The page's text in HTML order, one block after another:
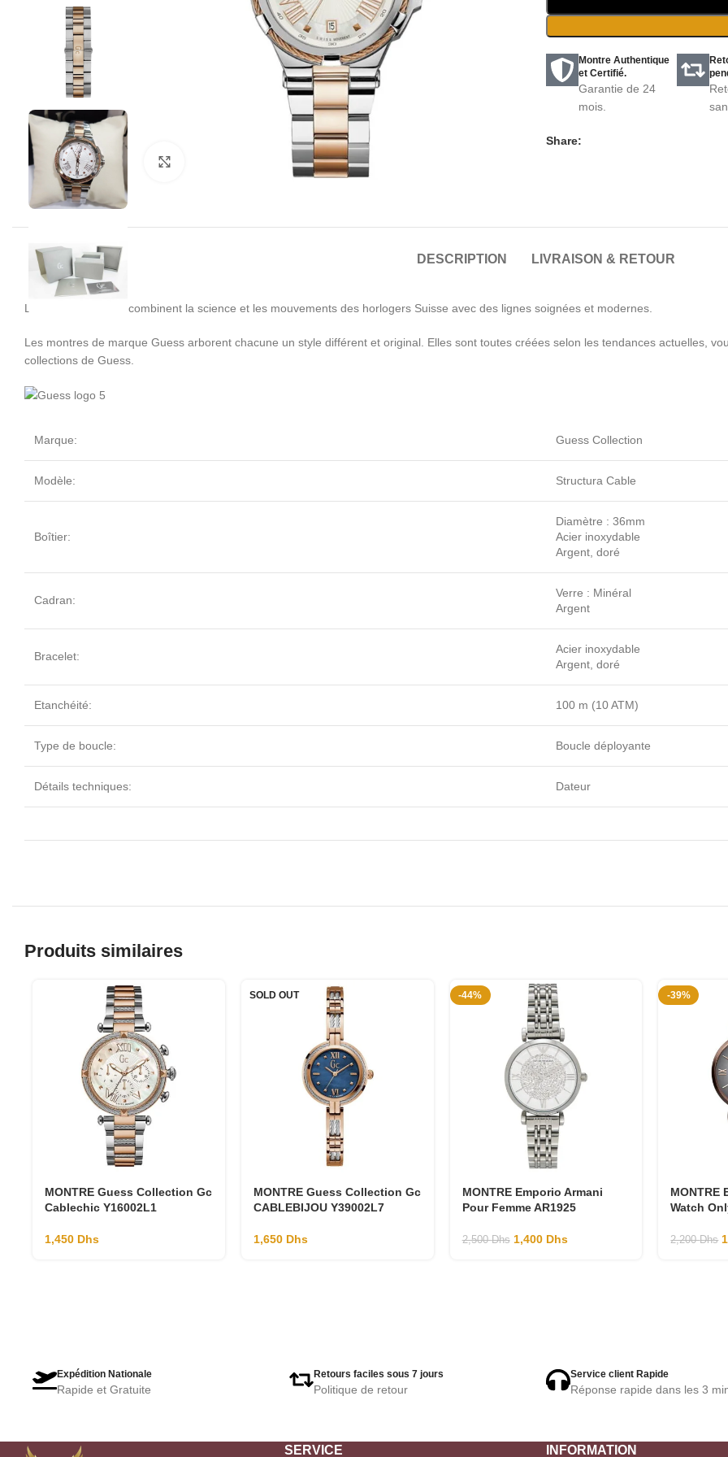
Montre Authentique
et Certifié.
Garantie de 24
mois.
Share:
DESCRIPTION LIVRAISON & RETOUR
Les montres Guess combinent la science et les mouvements des horlogers Suisse avec des lignes soignées et modernes.
Les montres de marque Guess arborent chacune un style différent et original. Elles sont toutes créées selon les tendances actuelles,
collections de Guess.
Marque: Guess Collection
Modèle: Structura Cable
Boîtier:
Diamètre : 36mm
Acier inoxydable
Argent, doré
Cadran:
Verre : Minéral
Argent
Bracelet:
Acier inoxydable
Argent, doré
Etanchéité: 100 m (10 ATM)
Type de boucle: Boucle déployante
Détails techniques: Dateur
Produits similaires
MONTRE Guess Collection Gc
Cablechic Y16002L1
1,450 Dhs
SOLD OUT
MONTRE Guess Collection Gc
CABLEBIJOU Y39002L7
1,650 Dhs
-44%
MONTRE Emporio Armani
Pour Femme AR1925
2,500Dhs 1,400 Dhs
-39%
MONTRE
Watch
2,200Dhs
Expédition Nationale
Rapide et Gratuite
Retours faciles sous 7 jours
Politique de retour
Service client Rapide
Réponse rapide dans les 3
SERVICE INFORMATION